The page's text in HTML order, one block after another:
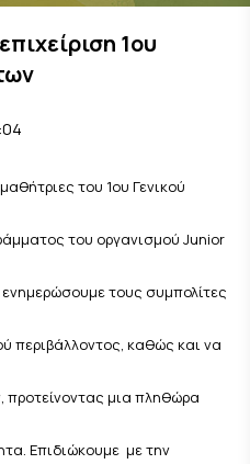
1ου
του 1ου Γενικού
του οργανισμού Junior
τους συμπολίτες
περιβάλλοντος, καθώς και να
προτείνοντας μια πληθώρα
Επιδιώκουμε με την